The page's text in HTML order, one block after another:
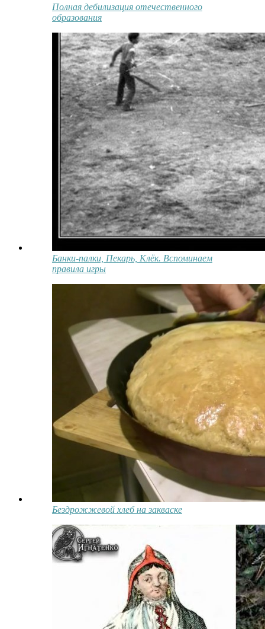
Полная дебилизация отечественного
образования
Банки-палки, Пекарь, Клёк. Вспоминаем
правила игры
Бездрожжевой хлеб на закваске